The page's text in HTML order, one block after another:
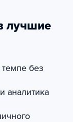
лучшие
без
аналитика